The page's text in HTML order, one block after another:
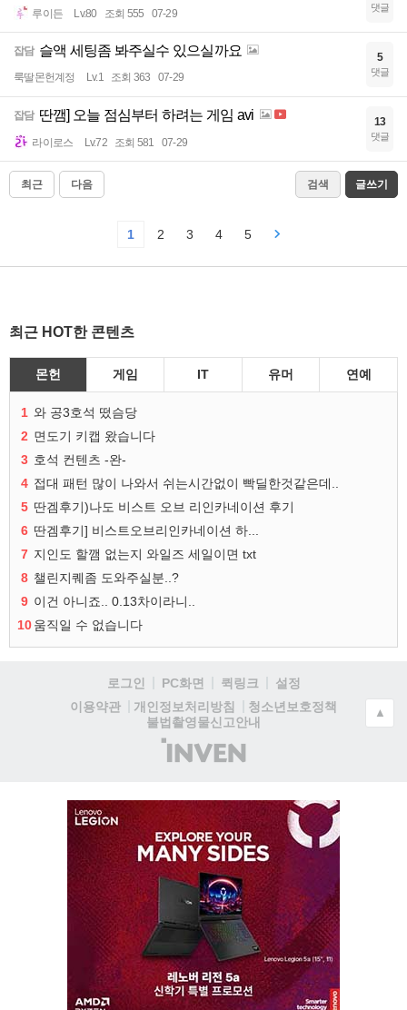
루이든 Lv.80 조회 555 07-29 댓글
잡담 슬액 세팅좀 봐주실수 있으실까요
룩딸몬헌계정 Lv.1 조회 363 07-29
5
댓글
잡담 딴깸] 오늘 점심부터 하려는 게임 avi
라이로스 Lv.72 조회 581 07-29
13
댓글
최근 다음 검색 글쓰기
1 2 3 4 5
최근 HOT한 콘텐츠
몬헌 게임 IT 유머 연예
1 와 공3호석 떴슴당
2 면도기 키캡 왔습니다
3 호석 컨텐츠 -완-
4 접대 패턴 많이 나와서 쉬는시간없이 빡딜한것같은데..
5 딴겜후기)나도 비스트 오브 리인카네이션 후기
6 딴겜후기] 비스트오브리인카네이션 하...
7 지인도 할깸 없는지 와일즈 세일이면 txt
8 챌린지퀘좀 도와주실분..?
9 이건 아니죠.. 0.13차이라니..
10움직일 수 없습니다
로그인 PC화면 퀵링크
설정
이용약관
개인정보처리방침
청소년보호정책
불법촬영물신고안내
(주)
인
▲